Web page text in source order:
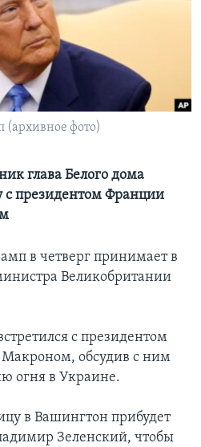
(архивное фото)
глава Белого дома
с президентом Франции
в четверг принимает в
Великобритании
с президентом
обсудив с ним
огня в Украине.
в Вашингтон прибудет
Зеленский, чтобы